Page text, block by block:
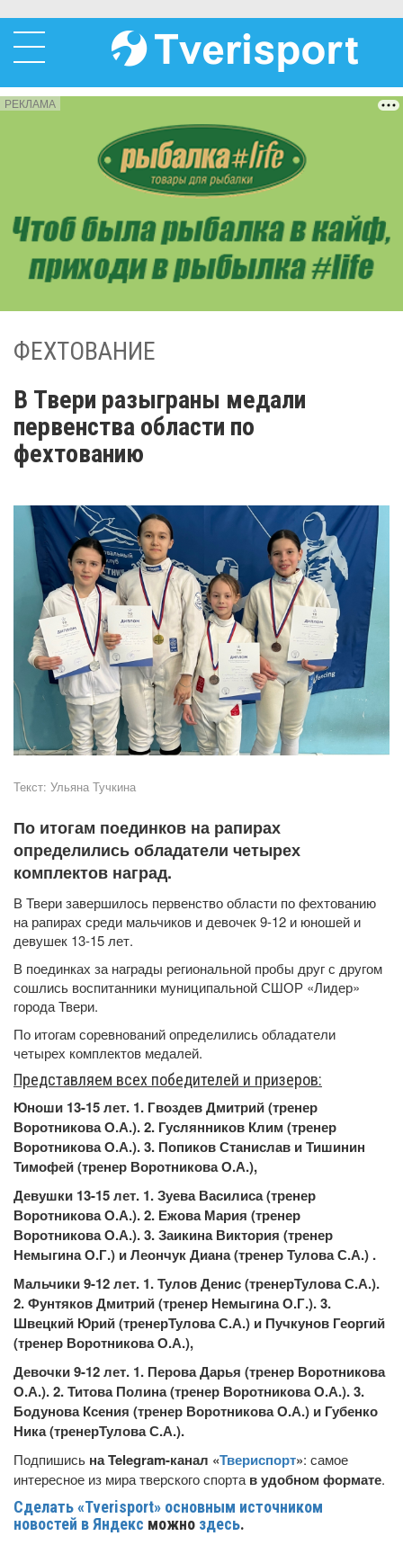
РЕКЛАМА
ФЕХТОВАНИЕ
В Твери разыграны медали
первенства области по
фехтованию
Текст: Ульяна Тучкина
По итогам поединков на рапирах
определились обладатели четырех
комплектов наград.
В Твери завершилось первенство области по фехтованию
на рапирах среди мальчиков и девочек 9-12 и юношей и
девушек 13-15 лет.
В поединках за награды региональной пробы друг с другом
сошлись воспитанники муниципальной СШОР «Лидер»
города Твери.
По итогам соревнований определились обладатели
четырех комплектов медалей.
Представляем всех победителей и призеров:
Юноши 13-15 лет. 1. Гвоздев Дмитрий (тренер
Воротникова О.А.). 2. Гуслянников Клим (тренер
Воротникова О.А.). 3. Попиков Станислав и Тишинин
Тимофей (тренер Воротникова О.А.),
Девушки 13-15 лет. 1. Зуева Василиса (тренер
Воротникова О.А.). 2. Ежова Мария (тренер
Воротникова О.А.). 3. Заикина Виктория (тренер
Немыгина О.Г.) и Леончук Диана (тренер Тулова С.А.) .
Мальчики 9-12 лет. 1. Тулов Денис (тренерТулова С.А.).
2. Фунтяков Дмитрий (тренер Немыгина О.Г.). 3.
Швецкий Юрий (тренерТулова С.А.) и Пучкунов Георгий
(тренер Воротникова О.А.),
Девочки 9-12 лет. 1. Перова Дарья (тренер Воротникова
О.А.). 2. Титова Полина (тренер Воротникова О.А.). 3.
Бодунова Ксения (тренер Воротникова О.А.) и Губенко
Ника (тренерТулова С.А.).
Подпишись на Telegram-канал «Твериспорт»: самое
интересное из мира тверского спорта в удобном формате.
Сделать «Tverisport» основным источником
новостей в Яндекс можно здесь.